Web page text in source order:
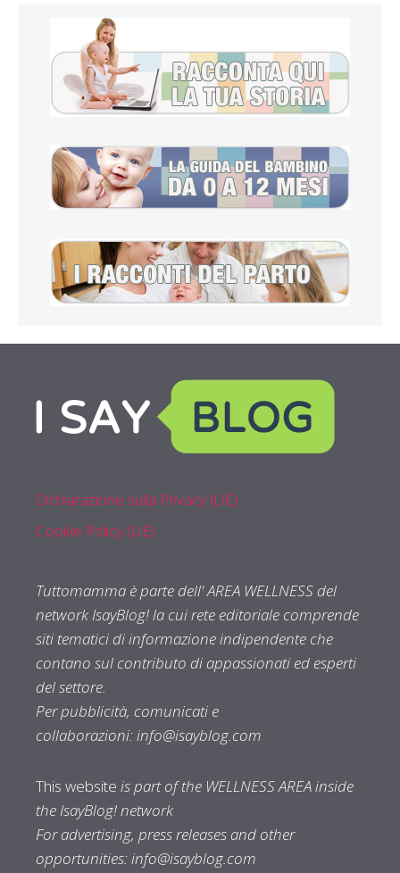
Dichiarazione sulla Privacy (UE)
Cookie Policy (UE)
Tuttomamma è parte dell' AREA WELLNESS del
network IsayBlog! la cui rete editoriale comprende
siti tematici di informazione indipendente che
contano sul contributo di appassionati ed esperti
del settore.
Per pubblicità, comunicati e
collaborazioni:info@isayblog.com
This website is part of the WELLNESS AREA inside
the IsayBlog! network
For advertising, press releases and other
opportunities:info@isayblog.com